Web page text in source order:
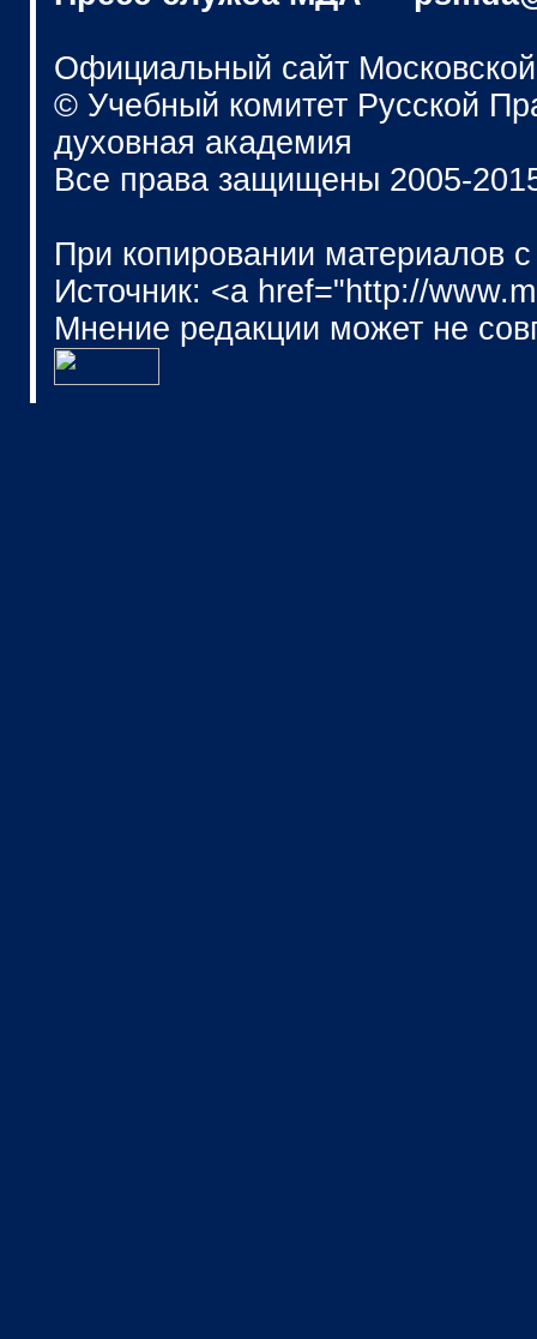
Официальный сайт
© Учебный комитет Русской
духовная академия
Все права защищены 2005-
При копировании материалов
Источник: <a href="http://
Мнение редакции может не